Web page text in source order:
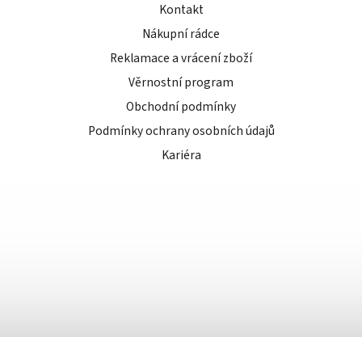
Kontakt
Nákupní rádce
Reklamace a vrácení zboží
Věrnostní program
Obchodní podmínky
Podmínky ochrany osobních údajů
Kariéra